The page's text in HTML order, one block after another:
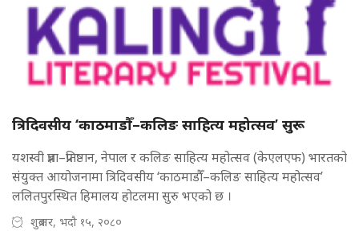
त्रिदिवसीय ‘काठमाडौँ–कलिङ साहित्य महोत्सव’ सुरू
यशस्वी प्रज्ञा–प्रतिष्ठान, नेपाल र कलिङ साहित्य महोत्सव (केएलएफ) भारतको
संयुक्त आयोजनामा त्रिदिवसीय ‘काठमाडौँ–कलिङ साहित्य महोत्सव’
ललितपुरस्थित हिमालय होटलमा सुरु भएको छ ।
शुक्रबार, भदौ १५, २०८०